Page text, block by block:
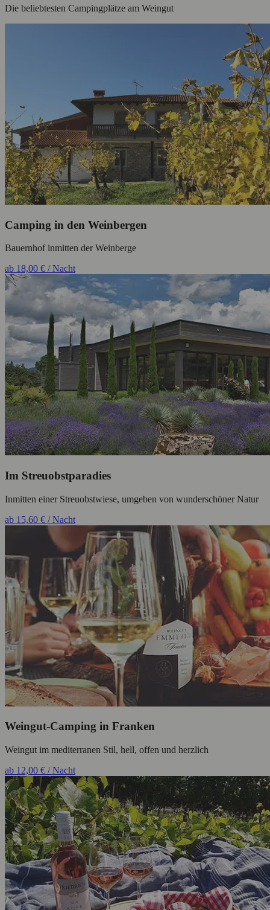
Die beliebtesten Campingplätze am Weingut
Camping in den Weinbergen
Bauernhof inmitten der Weinberge
ab 18,00 € / Nacht
Im Streuobstparadies
Inmitten einer Streuobstwiese, umgeben von wunderschöner Natur
ab 15,60 € / Nacht
Weingut-Camping in Franken
Weingut im mediterranen Stil, hell, offen und herzlich
ab 12,00 € / Nacht